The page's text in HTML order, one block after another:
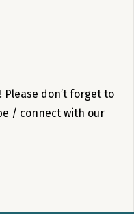
Please don’t forget to
/ connect with our